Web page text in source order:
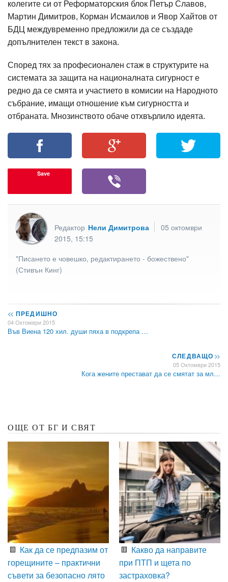
колегите си от Реформаторския блок Петър Славов,
Мартин Димитров, Корман Исмаилов и Явор Хайтов от
БДЦ междувременно предложили да се създаде
допълнителен текст в закона.
Според тях за професионален стаж в структурите на
системата за защита на националната сигурност е
редно да се смята и участието в комисии на Народното
събрание, имащи отношение към сигурността и
отбраната. Мнозинството обаче отхвърлило идеята.
Save
Редактор Нели Димитрова
05 октомври
2015, 15:15
"Писането е човешко, редактирането - божествено"
(Стивън Кинг)
<< ПРЕДИШНО
04 Октомври 2015
Във Виена 120 хил. души пяха в подкрепа …
СЛЕДВАЩО>>
05 Октомври 2015
Кога жените престават да се смятат за мл…
ОЩЕ ОТ БГ И СВЯТ
Как да се предпазим от
горещините – практични
съвети за безопасно лято
Какво да направите
при ПТП и щета по
застраховка?